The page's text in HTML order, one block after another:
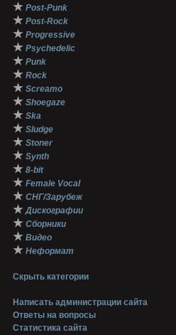
★ Post-Punk
★ Post-Rock
★ Progressive
★ Psychedelic
★ Punk
★ Rock
★ Screamo
★ Shoegaze
★ Ska
★ Sludge
★ Stoner
★ Synth
★ 8-bit
★ Female Vocal
★ СНГ/Зарубеж
★ Дискографии
★ Сборники
★ Видео
★ Неформат
Скрыть категории
Написать администрации сайта
Ответы на вопросы
Статистика сайта